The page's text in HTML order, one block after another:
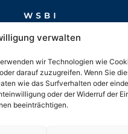
verwalten
wir Technologien wie
darauf zuzugreifen. Wenn Sie
wie das Surfverhalten oder
oder der Widerruf der
beeinträchtigen.